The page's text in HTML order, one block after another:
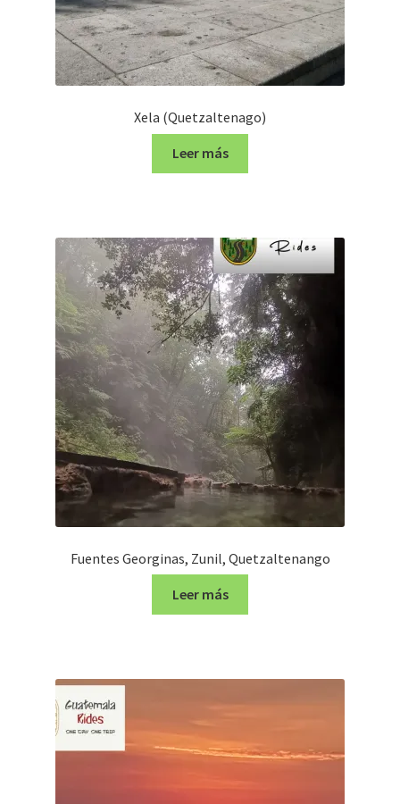
Xela (Quetzaltenago)
Leer más
Fuentes Georginas, Zunil, Quetzaltenango
Leer más